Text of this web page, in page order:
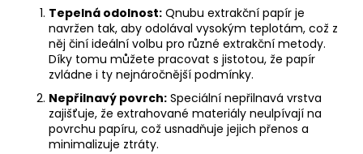
Tepelná odolnost: Qnubu extrakční papír je
navržen tak, aby odolával vysokým teplotám, což z
něj činí ideální volbu pro různé extrakční metody.
Díky tomu můžete pracovat s jistotou, že papír
zvládne i ty nejnáročnější podmínky.
Nepřilnavý povrch: Speciální nepřilnavá vrstva
zajišťuje, že extrahované materiály neulpívají na
povrchu papíru, což usnadňuje jejich přenos a
minimalizuje ztráty.